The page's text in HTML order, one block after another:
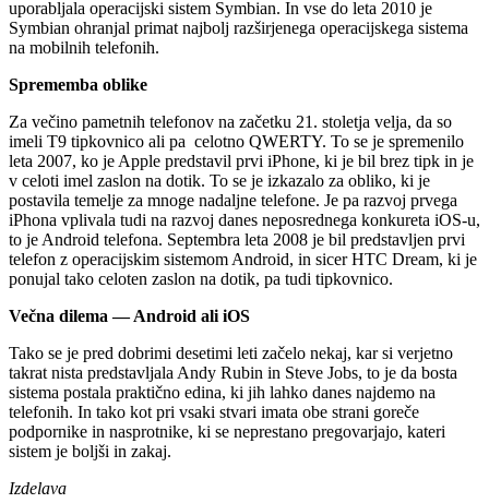
uporabljala operacijski sistem Symbian. In vse do leta 2010 je
Symbian ohranjal primat najbolj razširjenega operacijskega sistema
na mobilnih telefonih.
Sprememba oblike
Za večino pametnih telefonov na začetku 21. stoletja velja, da so
imeli T9 tipkovnico ali pa celotno QWERTY. To se je spremenilo
leta 2007, ko je Apple predstavil prvi iPhone, ki je bil brez tipk in je
v celoti imel zaslon na dotik. To se je izkazalo za obliko, ki je
postavila temelje za mnoge nadaljne telefone. Je pa razvoj prvega
iPhona vplivala tudi na razvoj danes neposrednega konkureta iOS-u,
to je Android telefona. Septembra leta 2008 je bil predstavljen prvi
telefon z operacijskim sistemom Android, in sicer HTC Dream, ki je
ponujal tako celoten zaslon na dotik, pa tudi tipkovnico.
Večna dilema — Android ali iOS
Tako se je pred dobrimi desetimi leti začelo nekaj, kar si verjetno
takrat nista predstavljala Andy Rubin in Steve Jobs, to je da bosta
sistema postala praktično edina, ki jih lahko danes najdemo na
telefonih. In tako kot pri vsaki stvari imata obe strani goreče
podpornike in nasprotnike, ki se neprestano pregovarjajo, kateri
sistem je boljši in zakaj.
Izdelava